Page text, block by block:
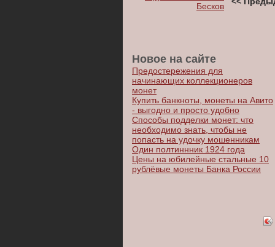
Бесков
Новое на сайте
Предостережения для
начинающих коллекционеров
монет
Купить банкноты, монеты на Авито
- выгодно и просто удобно
Способы подделки монет: что
необходимо знать, чтобы не
попасть на удочку мошенникам
Один полтиннник 1924 года
Цены на юбилейные стальные 10
рублёвые монеты Банка России